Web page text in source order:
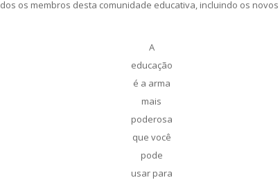
os membros desta comunidade educativa, incluindo os
A
educação
é a arma
mais
poderosa
que você
pode
usar para